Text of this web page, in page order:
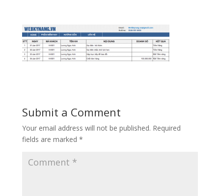
Submit a Comment
Your email address will not be published. Required
fields are marked *